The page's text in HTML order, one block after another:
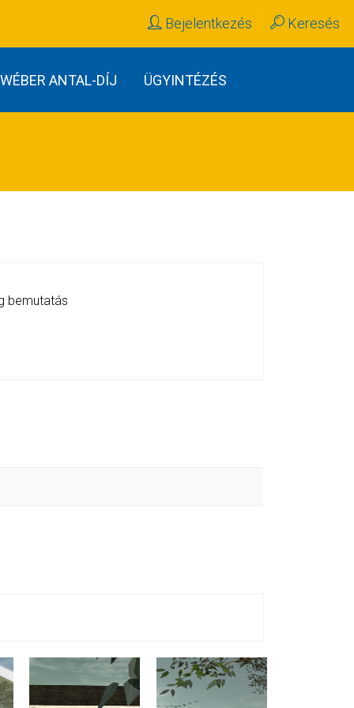
Bejelentkezés Keresés
WÉBER ANTAL-DÍJ ÜGYINTÉZÉS
bemutatás